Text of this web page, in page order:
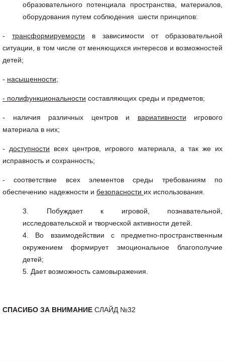
образовательного потенциала пространства, материалов,
оборудования путем соблюдения шести принципов:
- трансформируемости в зависимости от образовательной
ситуации, в том числе от меняющихся интересов и возможностей
детей;
- насыщенности;
- полифункциональности составляющих среды и предметов;
- наличия различных центров и вариативности игрового
материала в них;
- доступности всех центров, игрового материала, а так же их
исправность и сохранность;
- соответствие всех элементов среды требованиям по
обеспечению надежности и безопасности их использования.
Побуждает к игровой, познавательной,
исследовательской и творческой активности детей.
Во взаимодействии с предметно-пространственным
окружением формирует эмоциональное благополучие
детей;
Дает возможность самовыражения.
СПАСИБО ЗА ВНИМАНИЕ СЛАЙД №32